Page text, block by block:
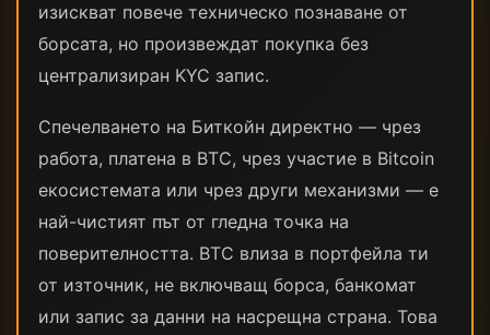
изискват повече техническо познаване от
борсата, но произвеждат покупка без
централизиран KYC запис.
Спечелването на Биткойн директно — чрез
работа, платена в BTC, чрез участие в Bitcoin
екосистемата или чрез други механизми — е
най-чистият път от гледна точка на
поверителността. BTC влиза в портфейла ти
от източник, не включващ борса, банкомат
или запис за данни на насрещна страна. Това